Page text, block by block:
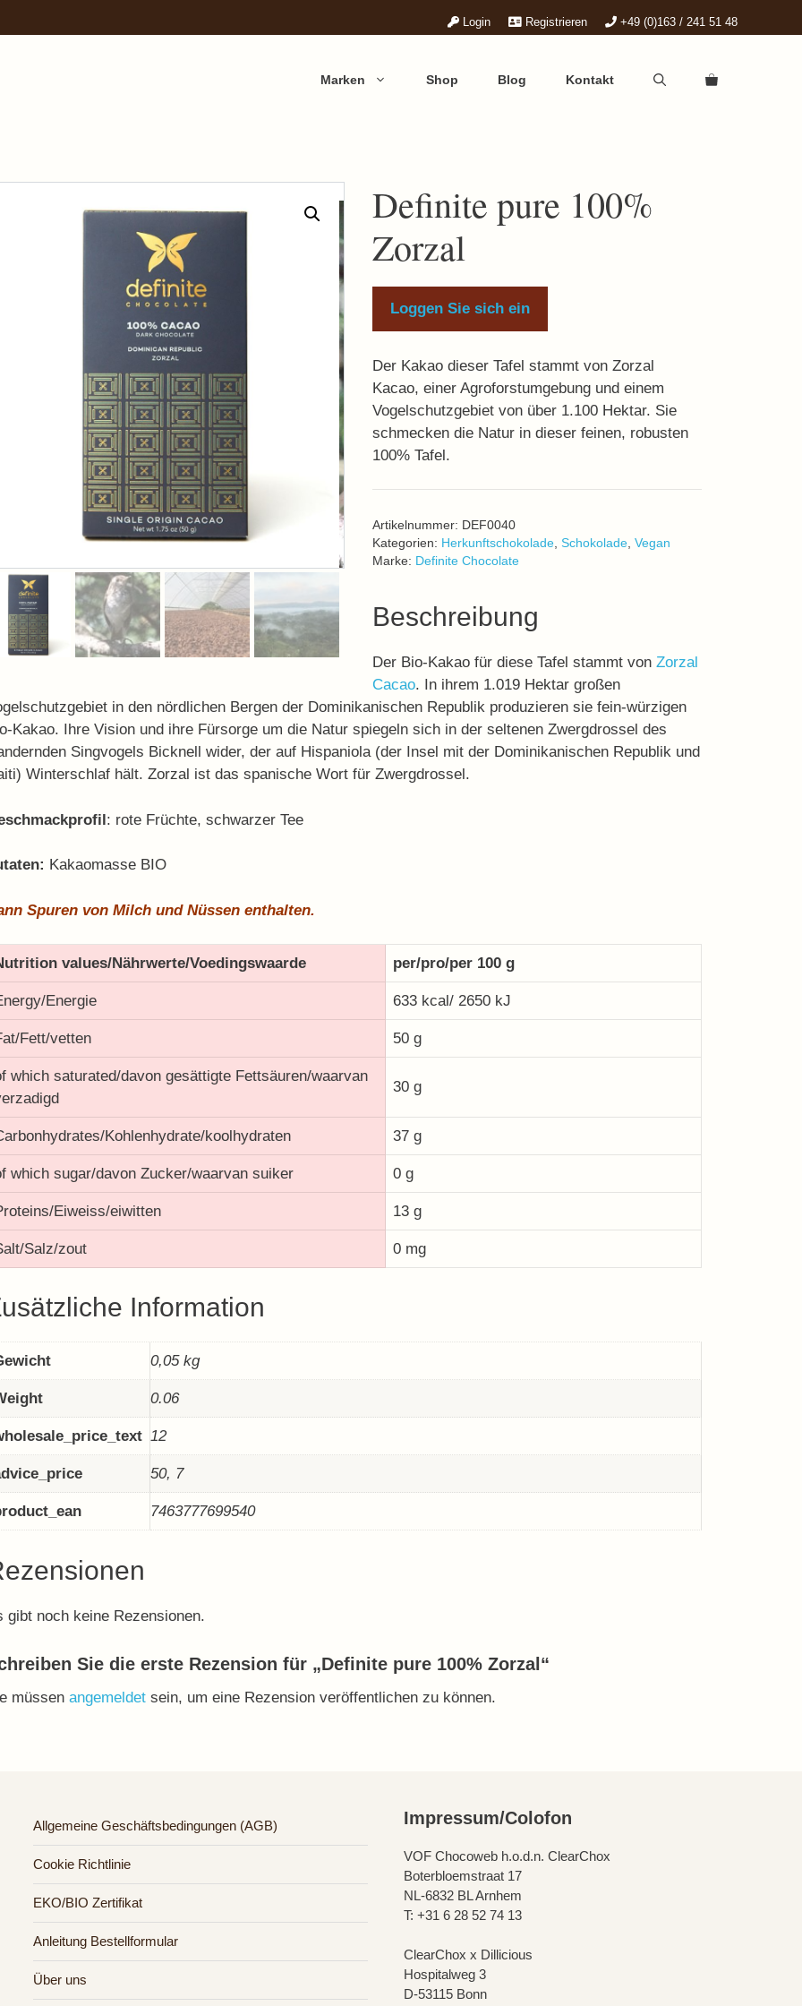
Login Registrieren +49 (0)163 / 241 51 48
Marken Shop Blog Kontakt
Definite pure 100%
Zorzal
Loggen Sie sich ein
Der Kakao dieser Tafel stammt von Zorzal
Kacao, einer Agroforstumgebung und einem
Vogelschutzgebiet von über 1.100 Hektar. Sie
schmecken die Natur in dieser feinen, robusten
100% Tafel.
Artikelnummer: DEF0040
Kategorien: Herkunftschokolade, Schokolade, Vegan
Marke: Definite Chocolate
Beschreibung
Der Bio-Kakao für diese Tafel stammt von Zorzal
Cacao. In ihrem 1.019 Hektar großen
in den nördlichen Bergen der Dominikanischen Republik produzieren sie fein-würzigen
Kakao. Ihre Vision und ihre Fürsorge um die Natur spiegeln sich in der seltenen Zwergdrossel des
Singvogels Bicknell wider, der auf Hispaniola (der Insel mit der Dominikanischen Republik und
Winterschlaf hält. Zorzal ist das spanische Wort für Zwergdrossel.
: rote Früchte, schwarzer Tee
Kakaomasse BIO
Spuren von Milch und Nüssen enthalten.
values/Nährwerte/Voedingswaarde per/pro/per 100 g
Energie 633 kcal/ 2650 kJ
Fett/vetten 50 g
which saturated/davon gesättigte Fettsäuren/waarvan
30 g
Kohlenhydrate/koolhydraten 37 g
which sugar/davon Zucker/waarvan suiker 0 g
Eiweiss/eiwitten 13 g
Salz/zout 0 mg
Information
0,05 kg
0.06
12
50, 7
7463777699540
gibt noch keine Rezensionen.
Sie die erste Rezension für „Definite pure 100% Zorzal“
müssen angemeldet sein, um eine Rezension veröffentlichen zu können.
Allgemeine Geschäftsbedingungen (AGB)
Cookie Richtlinie
EKO/BIO Zertifikat
Anleitung Bestellformular
Über uns
Impressum/Colofon
VOF Chocoweb h.o.d.n. ClearChox
Boterbloemstraat 17
NL-6832 BL Arnhem
T: +31 6 28 52 74 13
ClearChox x Dillicious
Hospitalweg 3
D-53115 Bonn